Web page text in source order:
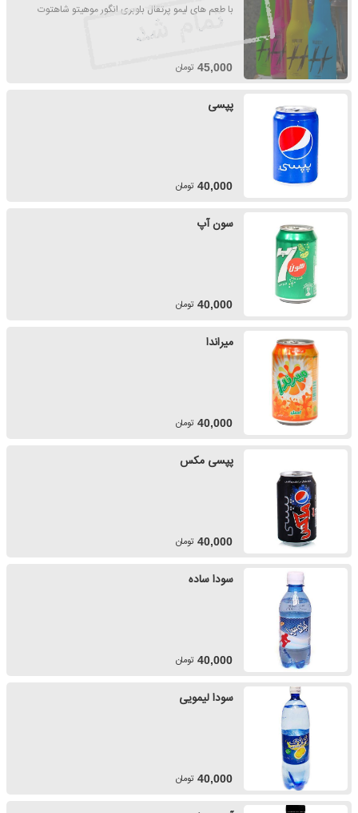
با طعم های لیمو پرتقال بلوبری انگور موهیتو شاهتوت
45,000 تومان
پپسی
40,000 تومان
سون آپ
40,000 تومان
میراندا
40,000 تومان
پپسی مکس
40,000 تومان
سودا ساده
40,000 تومان
سودا لیمویی
40,000 تومان